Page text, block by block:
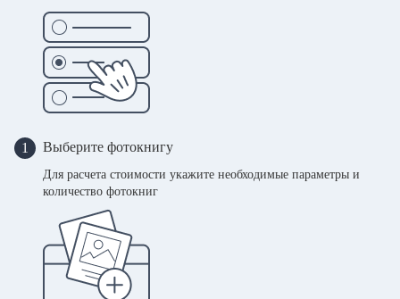
1 Выберите фотокнигу
Для расчета стоимости укажите необходимые параметры и
количество фотокниг